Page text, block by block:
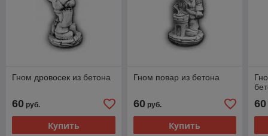
Гном дровосек из бетона
60 руб.
Купить
Гном повар из бетона
60руб.
Купить
60